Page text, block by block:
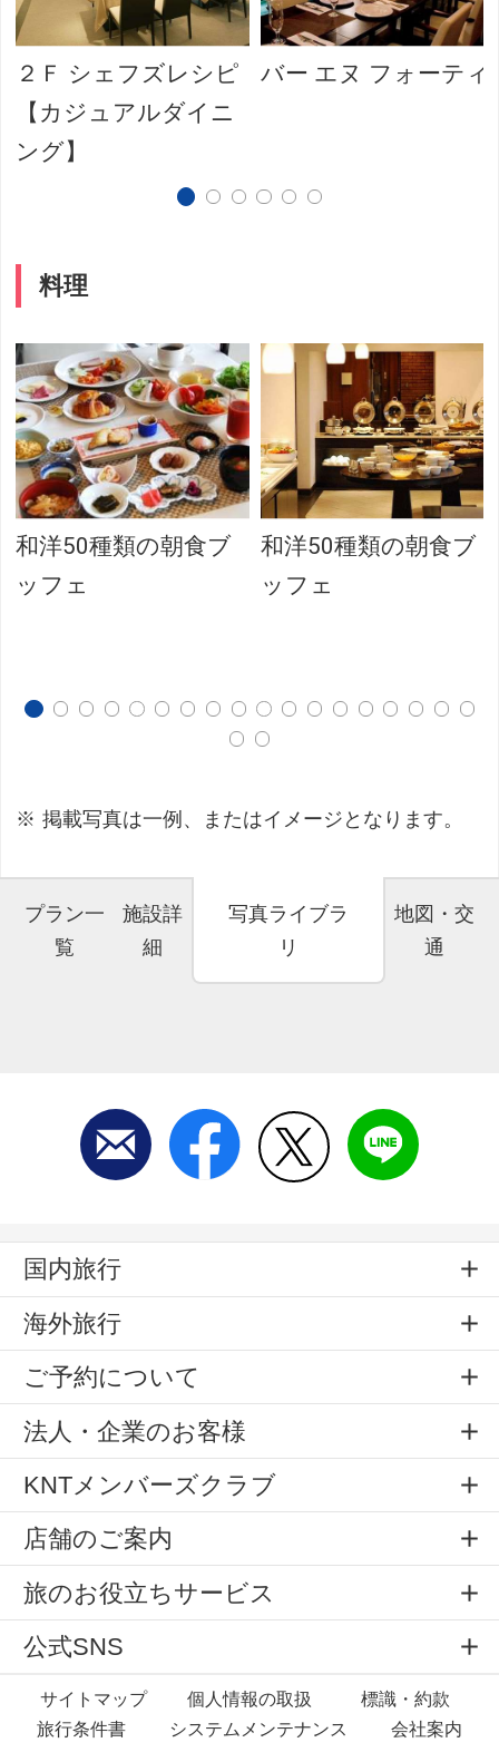
２Ｆ シェフズレシピ
【カジュアルダイニ
ング】
バー エヌ フォーティ
料理
和洋50種類の朝食ブ
ッフェ
和洋50種類の朝食ブ
ッフェ
掲載写真は一例、またはイメージとなります。
プラン一
覧
施設詳
細
写真ライブラ
リ
地図・交
通
国内旅行
海外旅行
ご予約について
法人・企業のお客様
KNTメンバーズクラブ
店舗のご案内
旅のお役立ちサービス
公式SNS
サイトマップ 個人情報の取扱
標識・約款
旅行条件書
システムメンテナンス 会社案内